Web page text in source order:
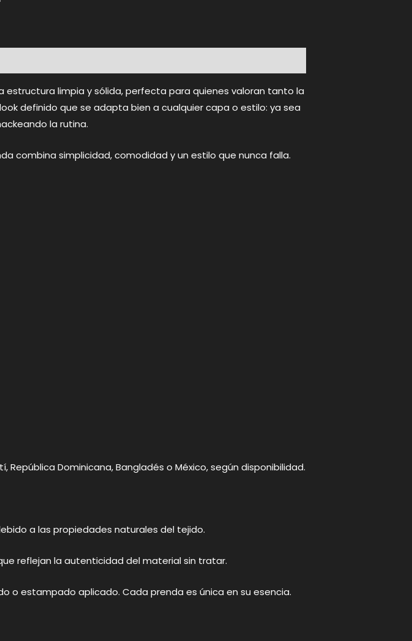
estructura limpia y sólida, perfecta para quienes valoran tanto la
definido que se adapta bien a cualquier capa o estilo: ya sea
la rutina.
combina simplicidad, comodidad y un estilo que nunca falla.
Dominicana, Bangladés o México, según disponibilidad.
a las propiedades naturales del tejido.
reflejan la autenticidad del material sin tratar.
o estampado aplicado. Cada prenda es única en su esencia.